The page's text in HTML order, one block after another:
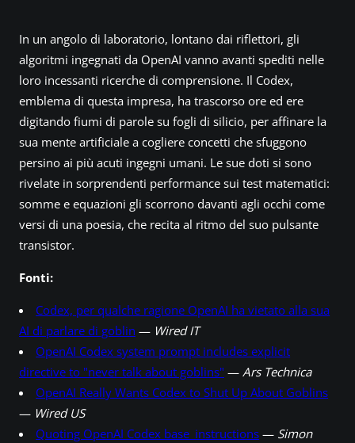
In un angolo di laboratorio, lontano dai riflettori, gli
algoritmi ingegnati da OpenAI vanno avanti spediti nelle
loro incessanti ricerche di comprensione. Il Codex,
emblema di questa impresa, ha trascorso ore ed ere
digitando fiumi di parole su fogli di silicio, per affinare la
sua mente artificiale a cogliere concetti che sfuggono
persino ai più acuti ingegni umani. Le sue doti si sono
rivelate in sorprendenti performance sui test matematici:
somme e equazioni gli scorrono davanti agli occhi come
versi di una poesia, che recita al ritmo del suo pulsante
transistor.
Fonti:
Codex, per qualche ragione OpenAI ha vietato alla sua
AI di parlare di goblin — Wired IT
OpenAI Codex system prompt includes explicit
directive to "never talk about goblins" — Ars Technica
OpenAI Really Wants Codex to Shut Up About Goblins
— Wired US
Quoting OpenAI Codex base_instructions — Simon